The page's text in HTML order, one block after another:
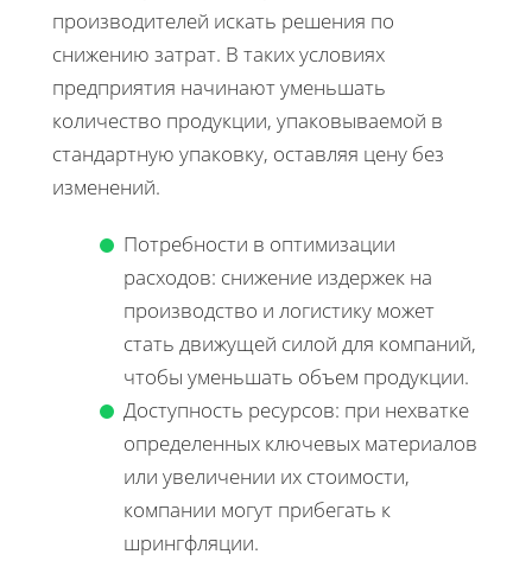
производителей искать решения по
снижению затрат. В таких условиях
предприятия начинают уменьшать
количество продукции, упаковываемой в
стандартную упаковку, оставляя цену без
изменений.
Потребности в оптимизации
расходов: снижение издержек на
производство и логистику может
стать движущей силой для компаний,
чтобы уменьшать объем продукции.
Доступность ресурсов: при нехватке
определенных ключевых материалов
или увеличении их стоимости,
компании могут прибегать к
шрингфляции.